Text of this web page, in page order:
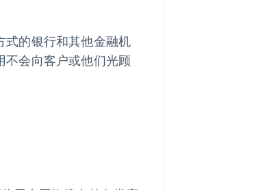
式的银行和其他金融机
不会向客户或他们光顾